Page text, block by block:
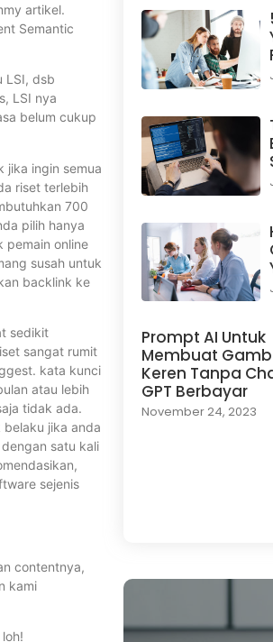
artikel.
Semantic
LSI, dsb
LSI nya
belum cukup
jika ingin semua
riset terlebih
700
pilih hanya
pemain online
susah untuk
backlink ke
sedikit
sangat rumit
kata kunci
atau lebih
tidak ada.
jika anda
satu kali
sejenis
contentnya,
kami
Prompt AI Untuk
Membuat
Keren Tanpa
GPT Berbayar
November 24, 2023